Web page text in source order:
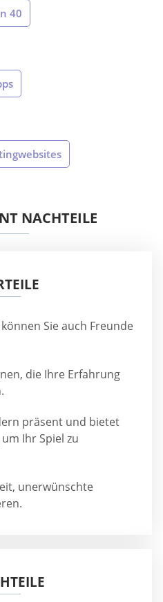
40
NACHTEILE
Sie auch Freunde
die Ihre Erfahrung
präsent und bietet
Ihr Spiel zu
unerwünschte